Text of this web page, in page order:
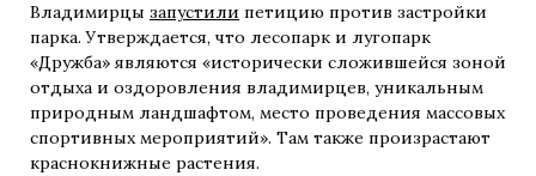
Владимирцы запустили петицию против застройки
парка. Утверждается, что лесопарк и лугопарк
«Дружба» являются «исторически сложившейся зоной
отдыха и оздоровления владимирцев, уникальным
природным ландшафтом, место проведения массовых
спортивных мероприятий». Там также произрастают
краснокнижные растения.